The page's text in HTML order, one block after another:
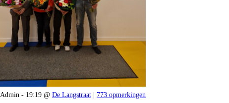
Admin - 19:19 @ De Langstraat | 773 opmerkingen